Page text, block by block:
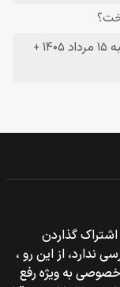
گذاردن
ندارد، از این رو ،
به ویژه رفع